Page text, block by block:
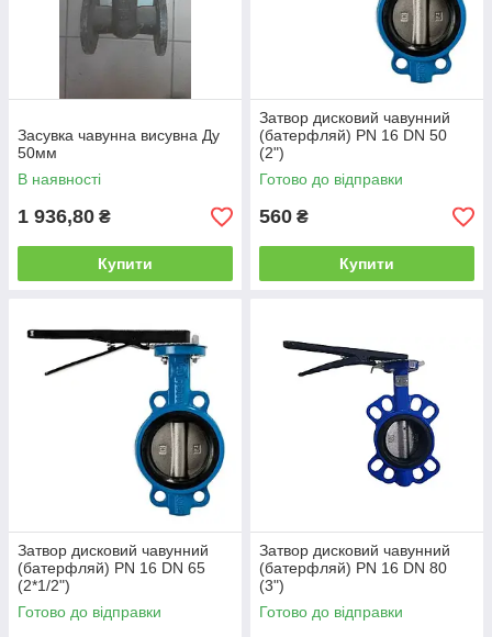
Засувка чавунна висувна Ду
50мм
В наявності
1 936,80 ₴
Купити
Затвор дисковий чавунний
(батерфляй) PN 16 DN 50
(2")
Готово до відправки
560 ₴
Купити
Затвор дисковий чавунний
(батерфляй) PN 16 DN 65
(2*1/2")
Готово до відправки
Затвор дисковий чавунний
(батерфляй) PN 16 DN 80
(3")
Готово до відправки